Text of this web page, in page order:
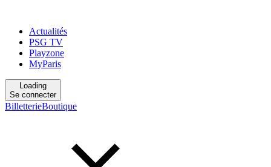
Actualités
PSG TV
Playzone
MyParis
Loading
Se connecter
BilletterieBoutique